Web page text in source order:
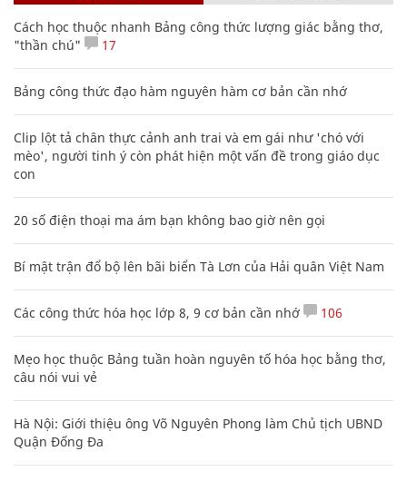
Cách học thuộc nhanh Bảng công thức lượng giác bằng thơ,
"thần chú"
17
Bảng công thức đạo hàm nguyên hàm cơ bản cần nhớ
Clip lột tả chân thực cảnh anh trai và em gái như 'chó với
mèo', người tinh ý còn phát hiện một vấn đề trong giáo dục
con
20 số điện thoại ma ám bạn không bao giờ nên gọi
Bí mật trận đổ bộ lên bãi biển Tà Lơn của Hải quân Việt Nam
Các công thức hóa học lớp 8, 9 cơ bản cần nhớ 106
Mẹo học thuộc Bảng tuần hoàn nguyên tố hóa học bằng thơ,
câu nói vui vẻ
Hà Nội: Giới thiệu ông Võ Nguyên Phong làm Chủ tịch UBND
Quận Đống Đa